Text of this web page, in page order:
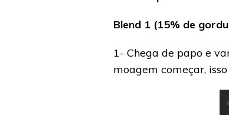
Blend 1 (15% de
1- Chega de papo e
moagem começar,